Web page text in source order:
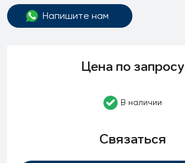
Напишите нам
Цена по запросу
В наличии
Связаться